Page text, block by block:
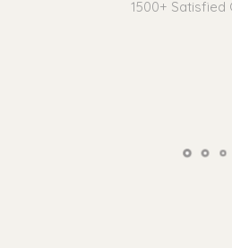
1500+ Satisfied